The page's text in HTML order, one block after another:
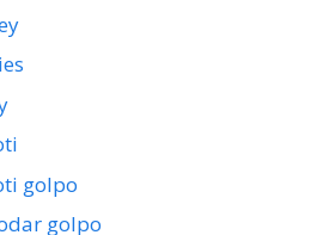
golpo
golpo